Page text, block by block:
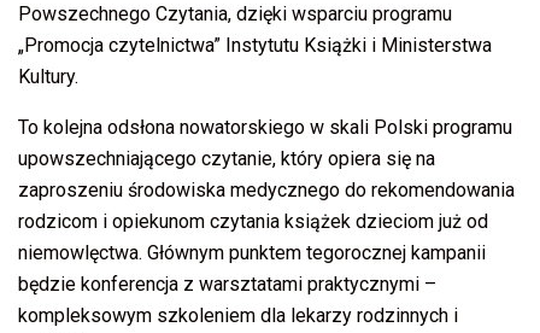
Powszechnego Czytania, dzięki wsparciu programu
„Promocja czytelnictwa” Instytutu Książki i Ministerstwa
Kultury.
To kolejna odsłona nowatorskiego w skali Polski programu
upowszechniającego czytanie, który opiera się na
zaproszeniu środowiska medycznego do rekomendowania
rodzicom i opiekunom czytania książek dzieciom już od
niemowlęctwa. Głównym punktem tegorocznej kampanii
będzie konferencja z warsztatami praktycznymi –
kompleksowym szkoleniem dla lekarzy rodzinnych i